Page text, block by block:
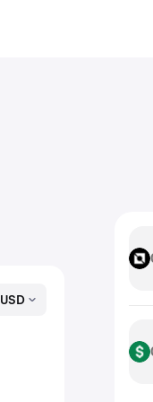
USD
NTRN
USD